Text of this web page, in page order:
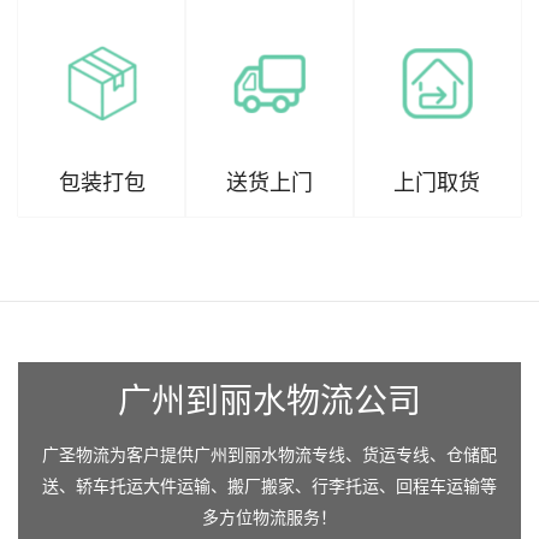
包装打包 送货上门 上门取货
广州到丽水物流公司
广圣物流为客户提供广州到丽水物流专线、货运专线、仓储配
送、轿车托运大件运输、搬厂搬家、行李托运、回程车运输等
多方位物流服务！